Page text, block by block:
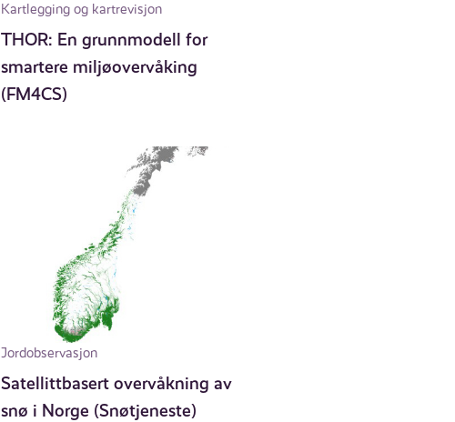
Kartlegging og kartrevisjon
THOR: En grunnmodell for
smartere miljøovervåking
(FM4CS)
Jordobservasjon
Satellittbasert overvåkning av
snø i Norge (Snøtjeneste)